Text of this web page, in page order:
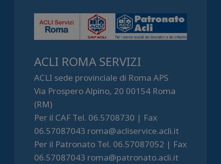
ACLI ROMA SERVIZI
ACLI sede provinciale di Roma APS
Via Prospero Alpino, 20 00154 Roma
(RM)
Per il CAF Tel. 06.5708730 | Fax
06.57087043 roma@acliservice.acli.it
Per il Patronato Tel. 06.57087052 | Fax
06.57087043 roma@patronato.acli.it